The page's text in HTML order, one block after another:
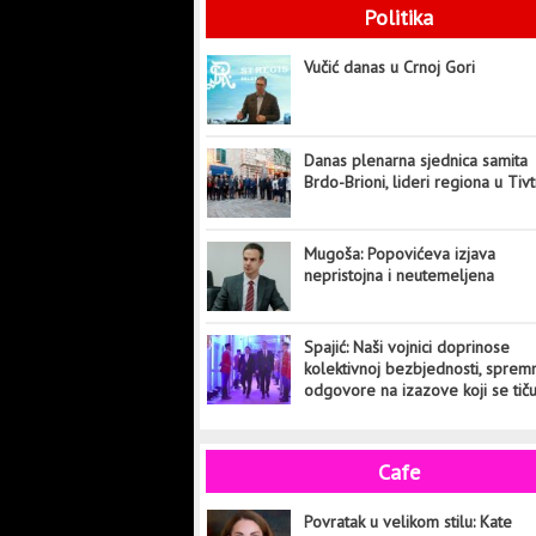
Politika
Vučić danas u Crnoj Gori
Danas plenarna sjednica samita
Brdo-Brioni, lideri regiona u
Mugoša: Popovićeva izjava
nepristojna i neutemeljena
Spajić: Naši vojnici doprinose
kolektivnoj bezbjednosti,
odgovore na izazove koji se tiču
Cafe
Povratak u velikom stilu: Kate